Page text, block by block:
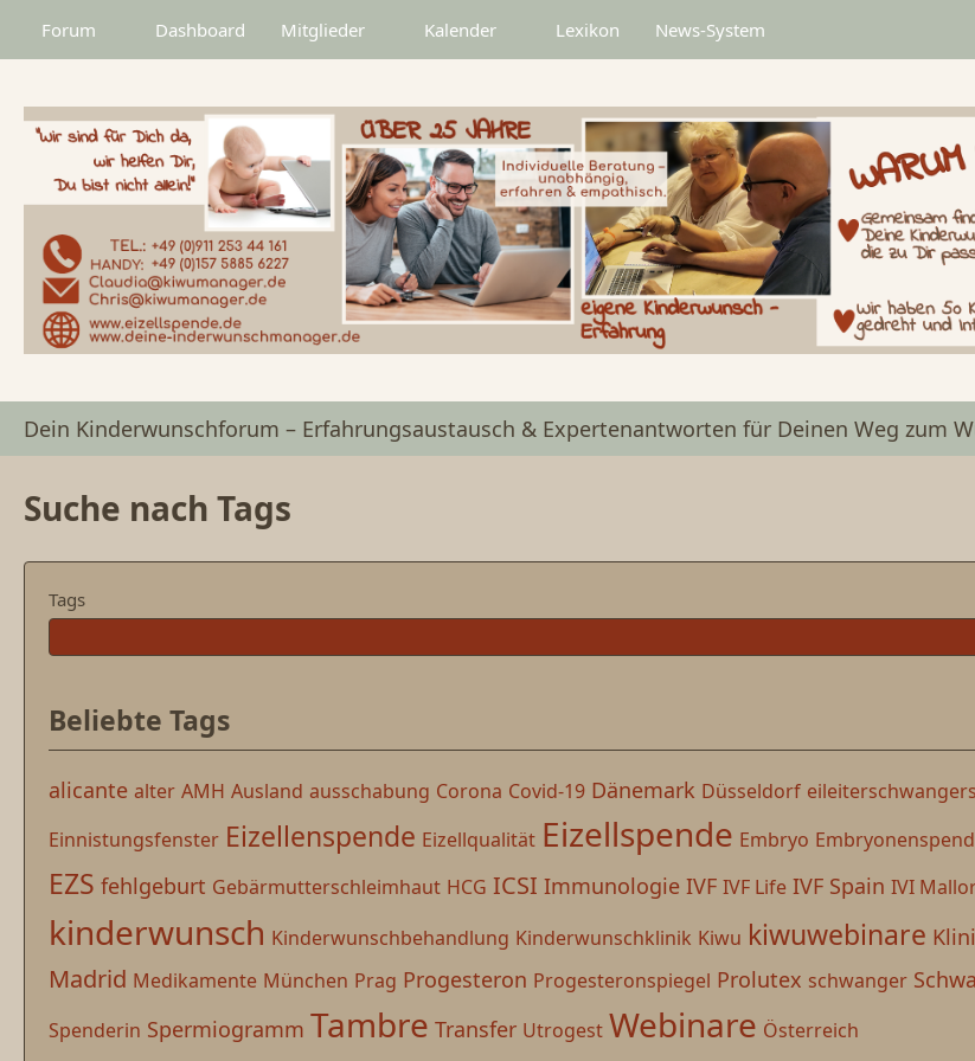
Forum Dashboard Mitglieder Kalender Lexikon News-System
Dein Kinderwunschforum – Erfahrungsaustausch & Expertenantworten für Deinen Weg zum
Suche nach Tags
Tags
Beliebte Tags
alicante alter AMH Ausland ausschabung Corona Covid-19 Dänemark Düsseldorf
Einnistungsfenster Eizellenspende Eizellqualität Eizellspende Embryo
EZS fehlgeburt Gebärmutterschleimhaut HCG ICSI Immunologie IVF IVF Life IVF Spain IVI
kinderwunsch Kinderwunschbehandlung Kinderwunschklinik Kiwu kiwuwebinare
Madrid Medikamente München Prag Progesteron Progesteronspiegel Prolutex schwanger
Spenderin Spermiogramm Tambre Transfer Utrogest Webinare Österreich